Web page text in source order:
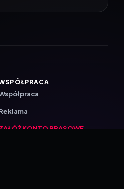
Reklama
ZAŁÓŻ KONTO PRASOWE